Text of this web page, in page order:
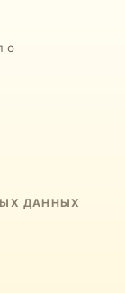
о
ДАННЫХ